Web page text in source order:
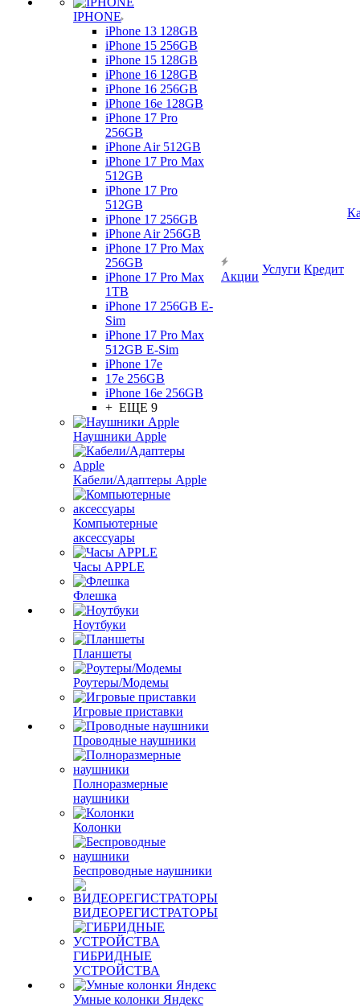
IPHONE
iPhone 13 128GB
iPhone 15 256GB
iPhone 15 128GB
iPhone 16 128GB
iPhone 16 256GB
iPhone 16e 128GB
iPhone 17 Pro
256GB
iPhone Air 512GB
iPhone 17 Pro Max
512GB
iPhone 17 Pro
512GB
iPhone 17 256GB
iPhone Air 256GB
iPhone 17 Pro Max
256GB
iPhone 17 Pro Max
1TB
iPhone 17 256GB E-
Sim
iPhone 17 Pro Max
512GB E-Sim
iPhone 17e
17e 256GB
iPhone 16e 256GB
+ ЕЩЕ 9
Наушники Apple
Кабели/Адаптеры Apple
Компьютерные
аксессуары
Часы APPLE
Флешка
Ноутбуки
Планшеты
Роутеры/Модемы
Игровые приставки
Проводные наушники
Полноразмерные
наушники
Колонки
Беспроводные наушники
ВИДЕОРЕГИСТРАТОРЫ
ГИБРИДНЫЕ
УСТРОЙСТВА
Умные колонки Яндекс
Акции
Услуги Кредит